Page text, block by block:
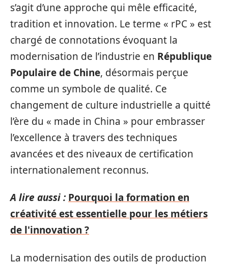
s’agit d’une approche qui mêle efficacité,
tradition et innovation. Le terme « rPC » est
chargé de connotations évoquant la
modernisation de l’industrie en République
Populaire de Chine, désormais perçue
comme un symbole de qualité. Ce
changement de culture industrielle a quitté
l’ère du « made in China » pour embrasser
l’excellence à travers des techniques
avancées et des niveaux de certification
internationalement reconnus.
A lire aussi : Pourquoi la formation en
créativité est essentielle pour les métiers
de l'innovation ?
La modernisation des outils de production